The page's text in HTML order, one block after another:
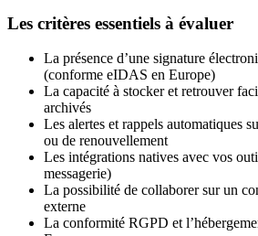
Les critères essentiels à évaluer
La présence d’une signature
(conforme eIDAS en Europe)
La capacité à stocker et retrouver
archivés
Les alertes et rappels automatiques
ou de renouvellement
Les intégrations natives avec vos
messagerie)
La possibilité de collaborer sur un
externe
La conformité RGPD et